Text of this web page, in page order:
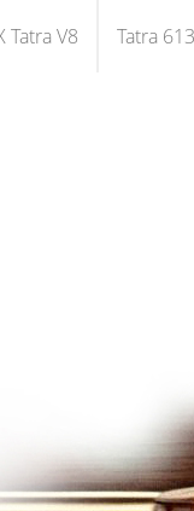
Tatra V8 Tatra 613